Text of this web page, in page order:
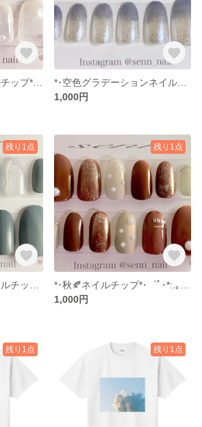
1,000円
残り1点 残り1点
1,000円
残り1点 残り1点